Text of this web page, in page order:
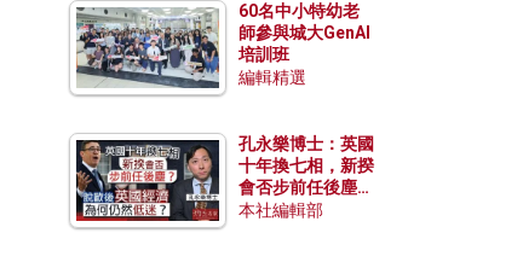
60名中小特幼老
師參與城大GenAI
培訓班
編輯精選
孔永樂博士：英國
十年換七相，新揆
會否步前任後塵？
脫歐後英國經濟為
本社編輯部